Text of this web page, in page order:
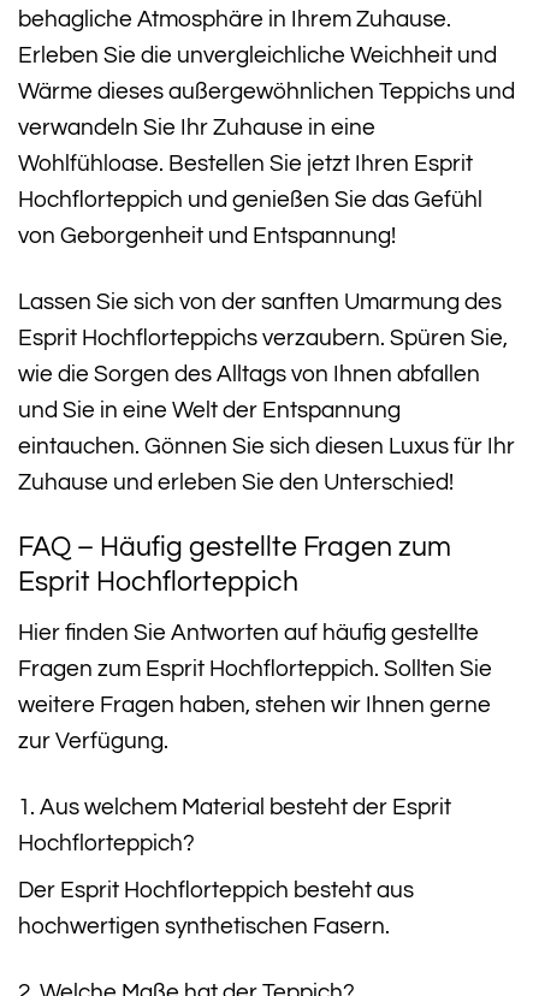
behagliche Atmosphäre in Ihrem Zuhause.
Erleben Sie die unvergleichliche Weichheit und
Wärme dieses außergewöhnlichen Teppichs und
verwandeln Sie Ihr Zuhause in eine
Wohlfühloase. Bestellen Sie jetzt Ihren Esprit
Hochflorteppich und genießen Sie das Gefühl
von Geborgenheit und Entspannung!
Lassen Sie sich von der sanften Umarmung des
Esprit Hochflorteppichs verzaubern. Spüren Sie,
wie die Sorgen des Alltags von Ihnen abfallen
und Sie in eine Welt der Entspannung
eintauchen. Gönnen Sie sich diesen Luxus für Ihr
Zuhause und erleben Sie den Unterschied!
FAQ – Häufig gestellte Fragen zum
Esprit Hochflorteppich
Hier finden Sie Antworten auf häufig gestellte
Fragen zum Esprit Hochflorteppich. Sollten Sie
weitere Fragen haben, stehen wir Ihnen gerne
zur Verfügung.
1. Aus welchem Material besteht der Esprit
Hochflorteppich?
Der Esprit Hochflorteppich besteht aus
hochwertigen synthetischen Fasern.